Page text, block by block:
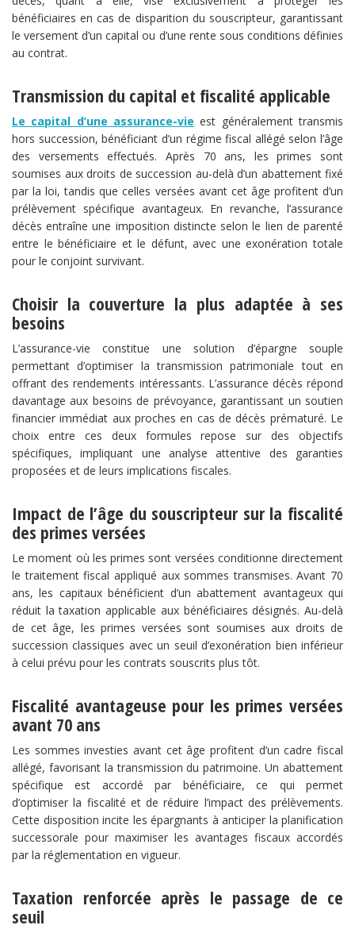
bénéficiaires en cas de disparition du souscripteur, garantissant
le versement d’un capital ou d’une rente sous conditions définies
au contrat.
​Transmission du capital et fiscalité applicable​
Le capital d’une assurance-vie est généralement transmis
hors succession, bénéficiant d’un régime fiscal allégé selon l’âge
des versements effectués. Après 70 ans, les primes sont
soumises aux droits de succession au-delà d’un abattement fixé
par la loi, tandis que celles versées avant cet âge profitent d’un
prélèvement spécifique avantageux. En revanche, l’assurance
décès entraîne une imposition distincte selon le lien de parenté
entre le bénéficiaire et le défunt, avec une exonération totale
pour le conjoint survivant.
​Choisir la couverture la plus adaptée à ses
besoins​
L’assurance-vie constitue une solution d’épargne souple
permettant d’optimiser la transmission patrimoniale tout en
offrant des rendements intéressants. L’assurance décès répond
davantage aux besoins de prévoyance, garantissant un soutien
financier immédiat aux proches en cas de décès prématuré. Le
choix entre ces deux formules repose sur des objectifs
spécifiques, impliquant une analyse attentive des garanties
proposées et de leurs implications fiscales.
​Impact de l’âge du souscripteur sur la fiscalité
des primes versées​
Le moment où les primes sont versées conditionne directement
le traitement fiscal appliqué aux sommes transmises. Avant 70
ans, les capitaux bénéficient d’un abattement avantageux qui
réduit la taxation applicable aux bénéficiaires désignés. Au-delà
de cet âge, les primes versées sont soumises aux droits de
succession classiques avec un seuil d’exonération bien inférieur
à celui prévu pour les contrats souscrits plus tôt.
​Fiscalité avantageuse pour les primes versées
avant 70 ans​
Les sommes investies avant cet âge profitent d’un cadre fiscal
allégé, favorisant la transmission du patrimoine. Un abattement
spécifique est accordé par bénéficiaire, ce qui permet
d’optimiser la fiscalité et de réduire l’impact des prélèvements.
Cette disposition incite les épargnants à anticiper la planification
successorale pour maximiser les avantages fiscaux accordés
par la réglementation en vigueur.
​Taxation renforcée après le passage de ce
seuil​